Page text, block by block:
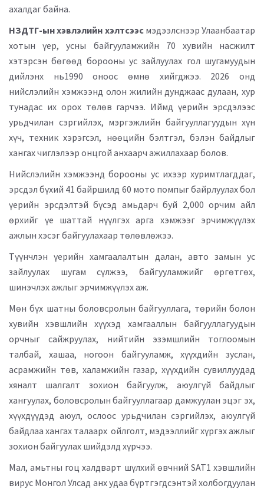
ахалдаг байна.
НЗДТГ-ын хэвлэлийн хэлтсээсмэдээлснээр Улаанбаатар
хотын үер, усны байгууламжийн 70 хувийн насжилт
хэтэрсэн бөгөөд борооны ус зайлуулах гол шугамуудын
дийлэнх нь1990 оноос өмнө хийгджээ. 2026 онд
нийслэлийн хэмжээнд олон жилийн дунджаас дулаан, хур
тунадас их орох төлөв гарчээ. Иймд үерийн эрсдэлээс
урьдчилан сэргийлэх, мэргэжлийн байгууллагуудын хүн
хүч, техник хэрэгсэл, нөөцийн бэлтгэл, бэлэн байдлыг
хангах чиглэлээр онцгой анхаарч ажиллахаар болов.
Нийслэлийн хэмжээнд борооны ус ихээр хуримтлагддаг,
эрсдэл бүхий 41 байршилд 60 мото помпыг байрлуулах бол
үерийн эрсдэлтэй бүсэд амьдарч буй 2,000 орчим айл
өрхийг үе шаттай нүүлгэх арга хэмжээг эрчимжүүлэх
ажлын хэсэг байгуулахаар төлөвлөжээ.
Түүнчлэн үерийн хамгаалалтын далан, авто замын ус
зайлуулах шугам сүлжээ, байгууламжийг өргөтгөх,
шинэчлэх ажлыг эрчимжүүлэх аж.
Мөн бүх шатны боловсролын байгууллага, төрийн болон
хувийн хэвшлийн хүүхэд хамгааллын байгууллагуудын
орчныг сайжруулах, нийтийн эзэмшлийн тоглоомын
талбай, хашаа, ногоон байгууламж, хүүхдийн зуслан,
асрамжийн төв, халамжийн газар, хүүхдийн сувиллуудад
хяналт шалгалт зохион байгуулж, аюулгүй байдлыг
хангуулах, боловсролын байгууллагаар дамжуулан эцэг эх,
хүүхдүүдэд аюул, ослоос урьдчилан сэргийлэх, аюулгүй
байдлаа хангах талаарх ойлголт, мэдээллийг хүргэх ажлыг
зохион байгуулах шийдэлд хүрчээ.
Мал, амьтны гоц халдварт шүлхий өвчний SAT1 хэвшлийн
вирус Монгол Улсад анх удаа бүртгэгдсэнтэй холбогдуулан